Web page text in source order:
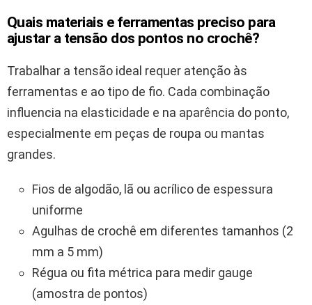
Quais materiais e ferramentas preciso para
ajustar a tensão dos pontos no crochê?
Trabalhar a tensão ideal requer atenção às
ferramentas e ao tipo de fio. Cada combinação
influencia na elasticidade e na aparência do ponto,
especialmente em peças de roupa ou mantas
grandes.
Fios de algodão, lã ou acrílico de espessura
uniforme
Agulhas de crochê em diferentes tamanhos (2
mm a 5 mm)
Régua ou fita métrica para medir gauge
(amostra de pontos)